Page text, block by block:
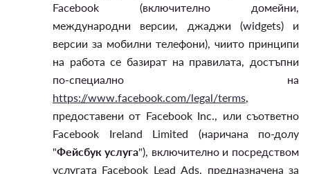
Facebook (включително домейни,
международни версии, джаджи (widgets) и
версии за мобилни телефони), чиито принципи
на работа се базират на правилата, достъпни
по-специално на
https://www.facebook.com/legal/terms,
предоставени от Facebook Inc., или съответно
Facebook Ireland Limited (наричана по-долу
"Фейсбук услуга"), включително и посредством
услугата Facebook Lead Ads, предназначена за